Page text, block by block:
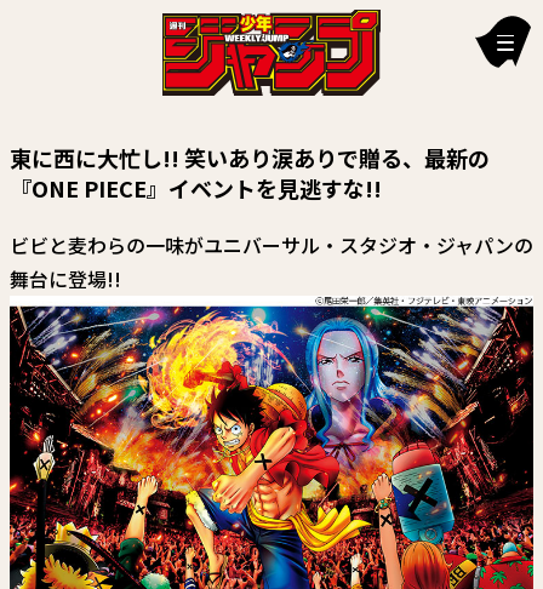
編集部からのお知らせ
お知らせ
連載作品
雑誌
定期購読
イチオシ情報
漫画賞
関連情報
東に西に大忙し!! 笑いあり涙ありで贈る、最新の
『ONE PIECE』イベントを見逃すな!!
ビビと麦わらの一味がユニバーサル・スタジオ・ジャパンの
舞台に登場!!